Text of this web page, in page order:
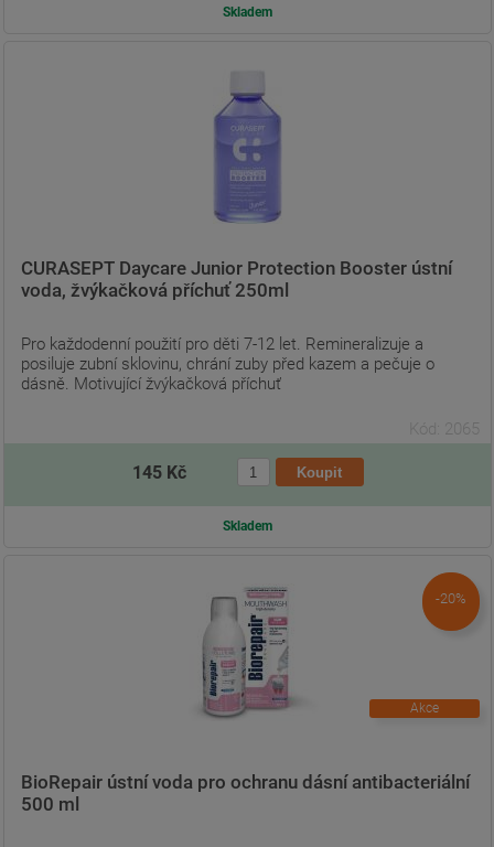
Skladem
CURASEPT Daycare Junior Protection Booster ústní
voda, žvýkačková příchuť 250ml
Pro každodenní použití pro děti 7-12 let. Remineralizuje a
posiluje zubní sklovinu, chrání zuby před kazem a pečuje o
dásně. Motivující žvýkačková příchuť
Kód: 2065
145 Kč
Skladem
-20%
Akce
BioRepair ústní voda pro ochranu dásní antibacteriální
500 ml